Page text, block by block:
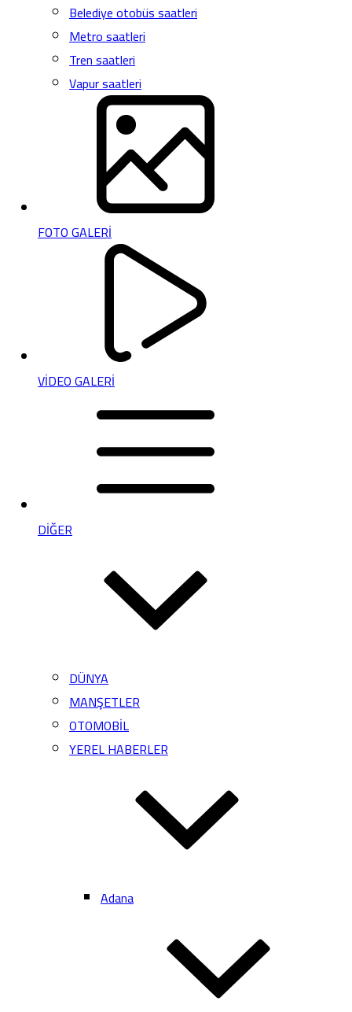
Belediye otobüs saatleri
Metro saatleri
Tren saatleri
Vapur saatleri
FOTO GALERİ
VİDEO GALERİ
DİĞER
DÜNYA
MANŞETLER
OTOMOBİL
YEREL HABERLER
Adana